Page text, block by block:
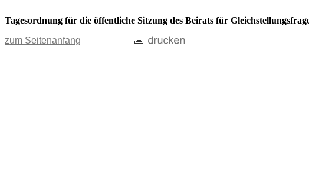
Tagesordnung für die öffentliche Sitzung des Beirats für
zum Seitenanfang